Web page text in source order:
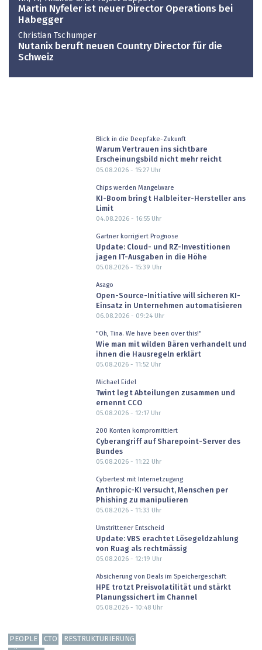
Martin Nyfeler ist neuer Director Operations bei
Habegger
Christian Tschumper
Nutanix beruft neuen Country Director für die
Schweiz
Blick in die Deepfake-Zukunft
Warum Vertrauen ins sichtbare
Erscheinungsbild nicht mehr reicht
05.08.2026 - 15:27Uhr
Chips werden Mangelware
KI-Boom bringt Halbleiter-Hersteller ans
Limit
04.08.2026 - 16:55Uhr
Gartner korrigiert Prognose
Update: Cloud- und RZ-Investitionen
jagen IT-Ausgaben in die Höhe
05.08.2026 - 15:39 Uhr
Asago
Open-Source-Initiative will sicheren KI-
Einsatz in Unternehmen automatisieren
06.08.2026 - 09:24Uhr
"Oh, Tina. We have been over this!"
Wie man mit wilden Bären verhandelt und
ihnen die Hausregeln erklärt
05.08.2026 - 11:52 Uhr
Michael Eidel
Twint legt Abteilungen zusammen und
ernennt CCO
05.08.2026 - 12:17Uhr
200 Konten kompromittiert
Cyberangriff auf Sharepoint-Server des
Bundes
05.08.2026 - 11:22 Uhr
Cybertest mit Internetzugang
Anthropic-KI versucht, Menschen per
Phishing zu manipulieren
05.08.2026 - 11:33 Uhr
Umstrittener Entscheid
Update: VBS erachtet Lösegeldzahlung
von Ruag als rechtmässig
05.08.2026 - 12:19 Uhr
Absicherung von Deals im Speichergeschäft
HPE trotzt Preisvolatilität und stärkt
Planungssichert im Channel
05.08.2026 - 10:48Uhr
PEOPLE CTO
RESTRUKTURIERUNG